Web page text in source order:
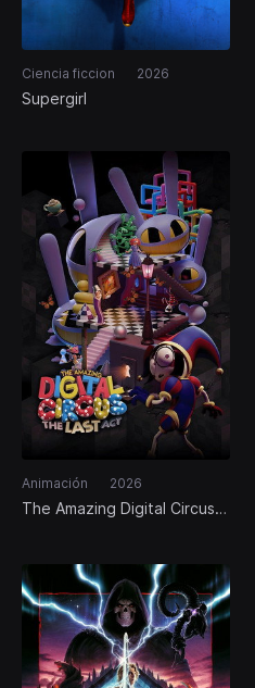
Ciencia ficcion 2026
Supergirl
Animación 2026
The Amazing Digital Circus: